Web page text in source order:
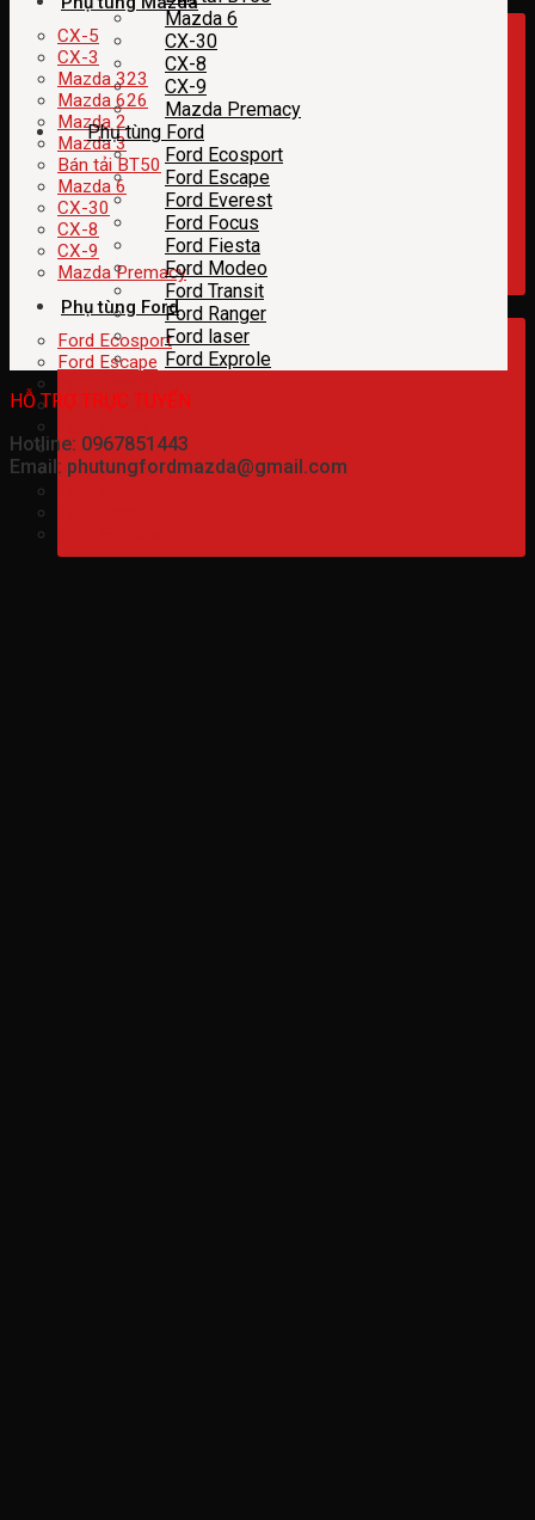
CX-5
CX-3
Mazda 323
Mazda 626
Mazda 2
Mazda 3
Bán tải BT50
Mazda 6
CX-30
CX-8
CX-9
Mazda Premacy
Phụ tùng Ford
Ford Ecosport
Ford Escape
Ford Focus
Ford Modeo
Ford Transit
Mazda 6
CX-30
CX-8
CX-9
Mazda Premacy
Phụ tùng Ford
Ford Ecosport
Ford Escape
Ford Everest
Ford Focus
Ford Fiesta
Ford Modeo
Ford Transit
Ford Ranger
Ford laser
Ford Exprole
HỖ TRỢ TRỰC TUYẾN
Hotline: 0967851443
Email: phutungfordmazda@gmail.com